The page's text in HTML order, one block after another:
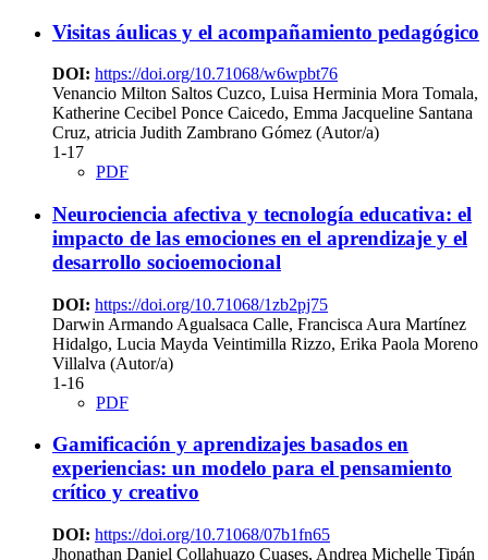
Visitas áulicas y el acompañamiento pedagógico
DOI: https://doi.org/10.71068/w6wpbt76
Venancio Milton Saltos Cuzco, Luisa Herminia Mora Tomala,
Katherine Cecibel Ponce Caicedo, Emma Jacqueline Santana
Cruz, atricia Judith Zambrano Gómez (Autor/a)
1-17
PDF
Neurociencia afectiva y tecnología educativa: el
impacto de las emociones en el aprendizaje y el
desarrollo socioemocional
DOI: https://doi.org/10.71068/1zb2pj75
Darwin Armando Agualsaca Calle, Francisca Aura Martínez
Hidalgo, Lucia Mayda Veintimilla Rizzo, Erika Paola Moreno
Villalva (Autor/a)
1-16
PDF
Gamificación y aprendizajes basados en
experiencias: un modelo para el pensamiento
crítico y creativo
DOI: https://doi.org/10.71068/07b1fn65
Jhonathan Daniel Collahuazo Cuases, Andrea Michelle Tipán